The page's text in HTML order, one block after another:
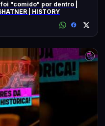
"comido" por dentro |
| HISTORY